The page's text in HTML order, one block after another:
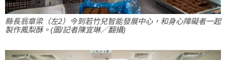
縣長翁章梁（左2）今到若竹兒智能發展中心，和身心障礙者一起
製作鳳梨酥。(圖/記者陳宜琳／翻攝)